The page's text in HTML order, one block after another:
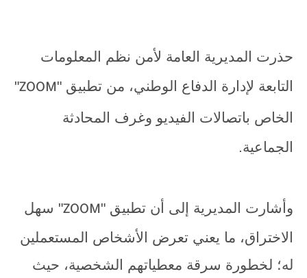
حذرت المديرية العامة لأمن نظم المعلومات
التابعة لإدارة الدفاع الوطني، من تطبيق "ZOOM
"
الخاص باتصالات الفيديو وغرف المحادثة
الجماعية.
وأشارت المديرية إلى أن تطبيق "
ZOOM
" سهل
الاختراق، ما يعني تعرض الأشخاص المستعملين
له؛ لخطورة سرقة معطياتهم الشخصية، حيث